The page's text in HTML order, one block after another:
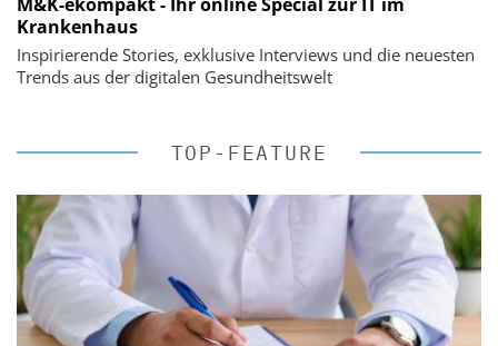
M&K-ekompakt - Ihr online Special zur IT im
Krankenhaus
Inspirierende Stories, exklusive Interviews und die neuesten
Trends aus der digitalen Gesundheitswelt
TOP-FEATURE